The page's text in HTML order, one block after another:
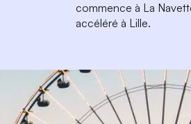
commence à La
accéléré à Lille.